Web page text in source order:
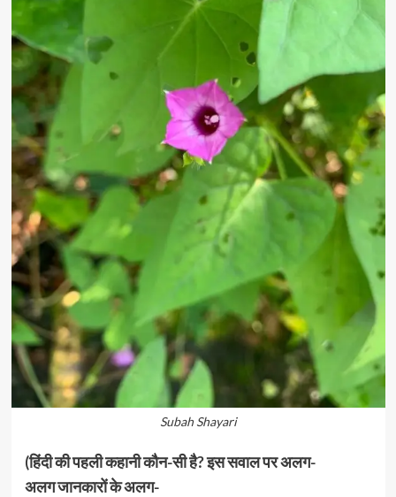
Subah Shayari
(हिंदी की पहली कहानी कौन-सी है? इस सवाल पर अलग-
अलग जानकारों के अलग-